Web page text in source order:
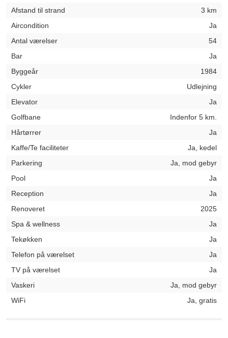
Afstand til strand
3 km
Aircondition
Ja
Antal værelser
54
Bar
Ja
Byggeår
1984
Cykler
Udlejning
Elevator
Ja
Golfbane
Indenfor 5 km.
Hårtørrer
Ja
Kaffe/Te faciliteter
Ja, kedel
Parkering
Ja, mod gebyr
Pool
Ja
Reception
Ja
Renoveret
2025
Spa & wellness
Ja
Tekøkken
Ja
Telefon på værelset
Ja
TV på værelset
Ja
Vaskeri
Ja, mod gebyr
WiFi
Ja, gratis